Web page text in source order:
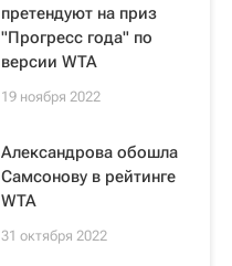
претендуют на приз
"Прогресс года" по
версии WTA
19 ноября 2022
Александрова обошла
Самсонову в рейтинге
WTA
31 октября 2022